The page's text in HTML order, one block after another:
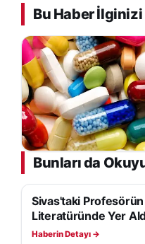
Bu Haber
Bunları da
SAĞLIK
Sivas'taki Profesörün
Literatüründe Yer
Haberin Detayı →